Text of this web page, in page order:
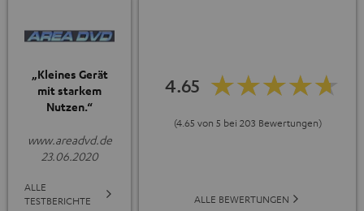
„Kleines Gerät
mit starkem
Nutzen.“
www.areadvd.de
23.06.2020
ALLE
TESTBERICHTE
4.65
(4.65 von 5 bei 203 Bewertungen)
ALLE BEWERTUNGEN